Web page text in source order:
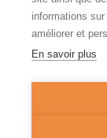
Où Nous
informations
améliorer et
En savoir plus